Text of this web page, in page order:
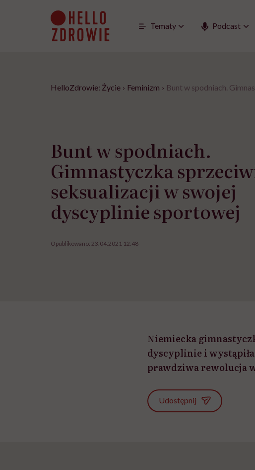
Tematy Podcast
HelloZdrowie: Życie › Feminizm › Bunt w spodniach.
Bunt w spodniach.
Gimnastyczka
seksualizacji w swojej
dyscyplinie sportowej
Opublikowano: 23.04.2021 12:48
Niemiecka
dyscyplinie i
prawdziwa rewolucja
Udostępnij